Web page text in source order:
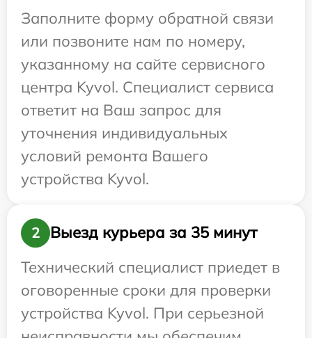
Заполните форму обратной связи
или позвоните нам по номеру,
указанному на сайте сервисного
центра Kyvol. Специалист сервиса
ответит на Ваш запрос для
уточнения индивидуальных
условий ремонта Вашего
устройства Kyvol.
2
Выезд курьера за 35 минут
Технический специалист приедет в
оговоренные сроки для проверки
устройства Kyvol. При серьезной